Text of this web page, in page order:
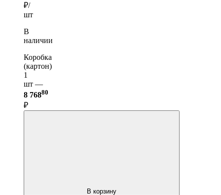
₽/
шт
В
наличии
Коробка
(картон)
1
шт —
8 76880
₽
В корзину